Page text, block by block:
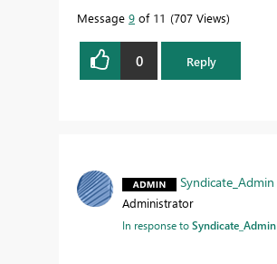
Message 9 of 11 707 Views
0 Reply
Syndicate_Admin
Administrator
In response toSyndicate_Admin